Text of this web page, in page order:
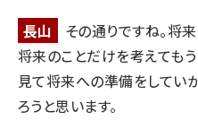
長山
その通りですね。将
将来のことだけを考えても
見て将来への準備をしてい
ろうと思います。